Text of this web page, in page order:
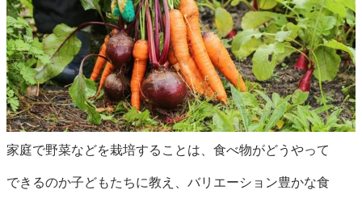
家庭で野菜などを栽培することは、食べ物がどうやって
できるのか子どもたちに教え、バリエーション豊かな食